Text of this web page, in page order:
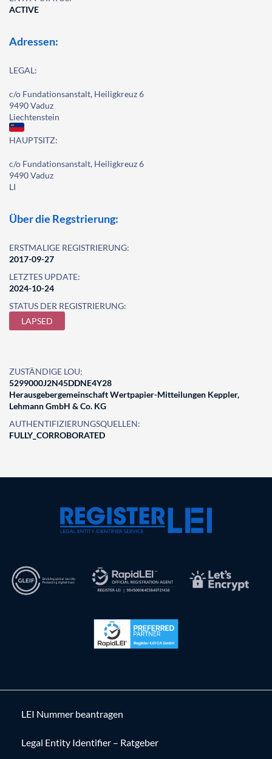
ACTIVE
Adressen:
LEGAL:
c/o Fundationsanstalt, Heiligkreuz 6
9490 Vaduz
Liechtenstein
HAUPTSITZ:
c/o Fundationsanstalt, Heiligkreuz 6
9490 Vaduz
LI
Über die Regstrierung:
ERSTMALIGE REGISTRIERUNG:
2017-09-27
LETZTES UPDATE:
2024-10-24
STATUS DER REGISTRIERUNG:
LAPSED
ZUSTÄNDIGE LOU:
5299000J2N45DDNE4Y28
Herausgebergemeinschaft Wertpapier-Mitteilungen Keppler,
Lehmann GmbH & Co. KG
AUTHENTIFIZIERUNGSQUELLEN:
FULLY_CORROBORATED
LEI Nummer beantragen
Legal Entity Identifier – Ratgeber